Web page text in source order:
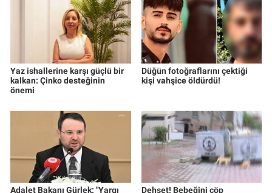
Yaz ishallerine karşı güçlü bir
kalkan: Çinko desteğinin
önemi
Düğün fotoğraflarını çektiği
kişi vahşice öldürdü!
Adalet Bakanı Gürlek: "Yargı
Dehşet! Bebeğini çöp